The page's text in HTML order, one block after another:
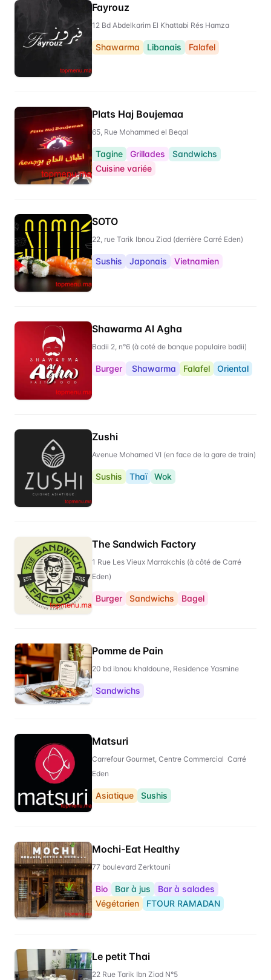
Fayrouz
12 Bd Abdelkarim El Khattabi Rés Hamza
Shawarma Libanais Falafel
Plats Haj Boujemaa
65, Rue Mohammed el Beqal
Tagine Grillades
Sandwichs
Cuisine variée
SOTO
22, rue Tarik Ibnou Ziad (derrière Carré Eden)
Sushis Japonais Vietnamien
Shawarma Al Agha
Badii 2, n°6 (à coté de banque populaire badii)
Burger Shawarma Falafel Oriental
Zushi
Avenue Mohamed VI (en face de la gare de train)
Sushis Thaï Wok
The Sandwich Factory
1 Rue Les Vieux Marrakchis (à côté de Carré
Eden)
Burger Sandwichs Bagel
Pomme de Pain
20 bd ibnou khaldoune, Residence Yasmine
Sandwichs
Matsuri
Carrefour Gourmet, Centre Commercial Carré
Eden
Asiatique Sushis
Mochi-Eat Healthy
77 boulevard Zerktouni
Bio Bar à jus
Bar à salades
Végétarien
FTOUR RAMADAN
Le petit Thai
22 Rue Tarik Ibn Ziad N°5